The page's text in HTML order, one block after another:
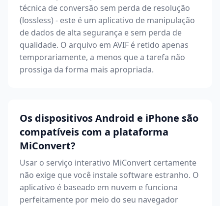
técnica de conversão sem perda de resolução
(lossless) - este é um aplicativo de manipulação
de dados de alta segurança e sem perda de
qualidade. O arquivo em AVIF é retido apenas
temporariamente, a menos que a tarefa não
prossiga da forma mais apropriada.
Os dispositivos Android e iPhone são
compatíveis com a plataforma
MiConvert?
Usar o serviço interativo MiConvert certamente
não exige que você instale software estranho. O
aplicativo é baseado em nuvem e funciona
perfeitamente por meio do seu navegador